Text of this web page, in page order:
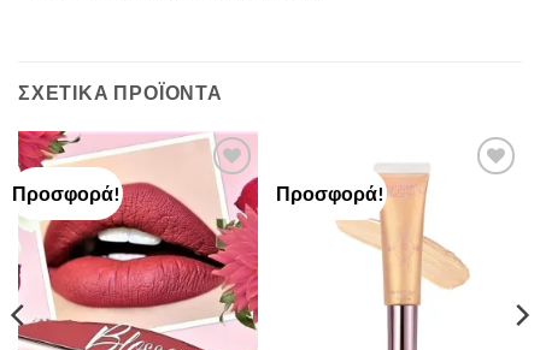
ΣΧΕΤΙΚΆ ΠΡΟΪΌΝΤΑ
Προσφορά!
Add to
Wishlist
Προσφορά!